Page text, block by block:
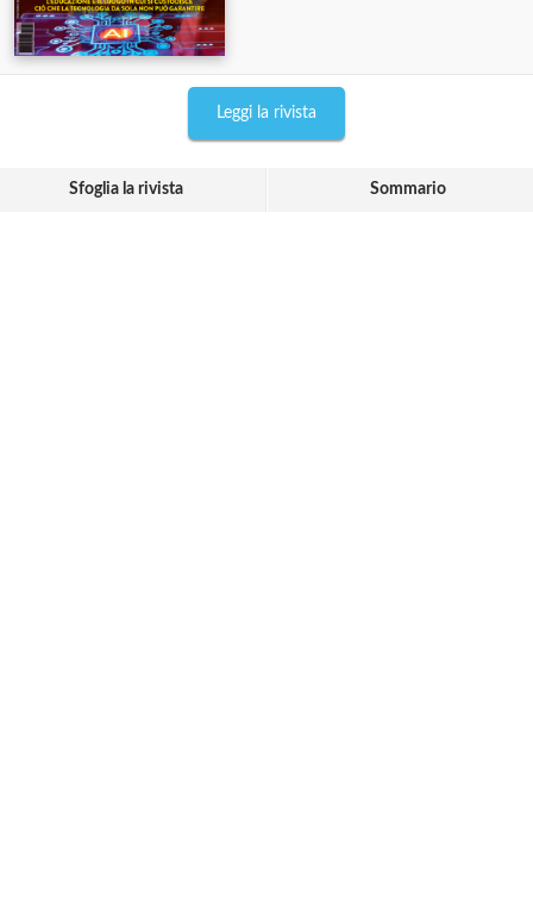
Leggi la rivista
Sfoglia la rivista Sommario